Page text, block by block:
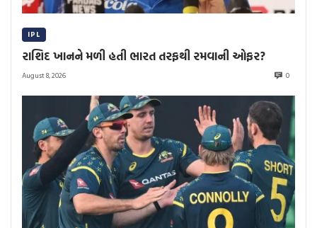
IPL
રાશિદ ખાનને મળી હતી ભારત તરફથી રમવાની ઓફર?
August 8, 2026 0